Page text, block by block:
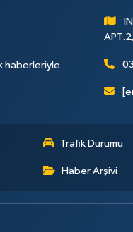
haberleriyle
Trafik Durumu
Haber Arşivi